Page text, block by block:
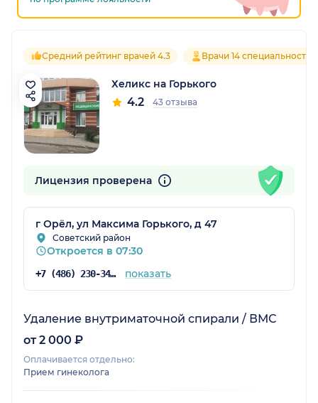
Средний рейтинг врачей 4.3 Врачи 14 специальностей
Хеликс на Горького
4.2 43 отзыва
Лицензия проверена
г Орёл, ул Максима Горького, д 47
Советский район
Откроется в 07:30
+7 (486) 230-34-30 показать
Удаление внутриматочной спирали / ВМС
от 2 000 ₽
Оплачивается отдельно:
Прием гинеколога